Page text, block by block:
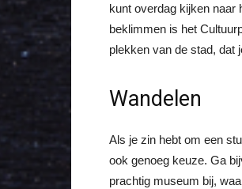
kunt overdag kijken naar
beklimmen is het
plekken van de stad, dat
Wandelen
Als je zin hebt om een
ook genoeg keuze. Ga
prachtig museum bij,